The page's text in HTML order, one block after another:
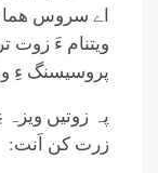
اے سروس ھما
ویتنام ءَ زوت
پروسیسنگ ءِ
پہ زوتیں
زرت کن اَنت: